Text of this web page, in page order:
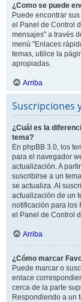
¿Como se puede
Puede encontrar
el Panel de Control
mensajes" a través
menú "Enlaces
temas, utilice la
apropiadas.
Arriba
Suscripciones
¿Cuál es la
tema?
En phpBB 3.0, los
para el navegador
actualización. A
suscribirse a un
se actualiza. Al
actualización de un
notificación para los
el Panel de Control
Arriba
¿Cómo marcar
Puede marcar o
enlace
cerca de la parte
Respondiendo a un